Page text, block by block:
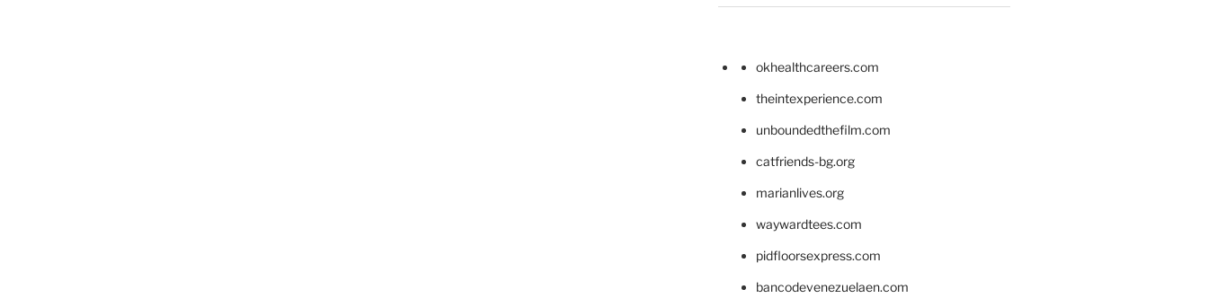
okhealthcareers.com
theintexperience.com
unboundedthefilm.com
catfriends-bg.org
marianlives.org
waywardtees.com
pidfloorsexpress.com
bancodevenezuelaen.com